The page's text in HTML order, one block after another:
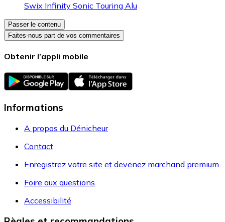
Swix Infinity Sonic Touring Alu
Passer le contenu
Faites-nous part de vos commentaires
Obtenir l’appli mobile
Informations
A propos du Dénicheur
Contact
Enregistrez votre site et devenez marchand premium
Foire aux questions
Accessibilité